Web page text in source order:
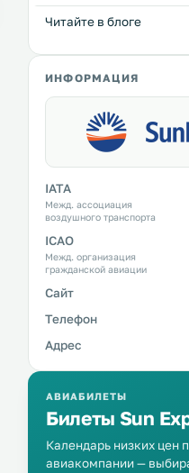
Читайте в блоге
ИНФОРМАЦИЯ
IATA
Межд. ассоциация
воздушного транспорта
ICAO
Межд. организация
гражданской авиации
Сайт
Телефон
Адрес
АВИАБИЛЕТЫ
Билеты Sun
Календарь низких цен
авиакомпании —